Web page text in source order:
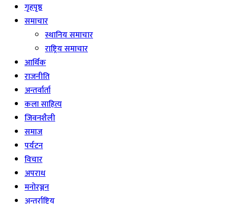
गृहपृष्ठ
समाचार
स्थानिय समाचार
राष्ट्रिय समाचार
आर्थिक
राजनीति
अन्तर्वार्ता
कला साहित्य
जिवनशैली
समाज
पर्यटन
विचार
अपराध
मनोरञ्जन